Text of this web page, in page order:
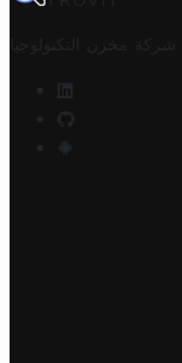
شركة مخزن التكنولوجيا